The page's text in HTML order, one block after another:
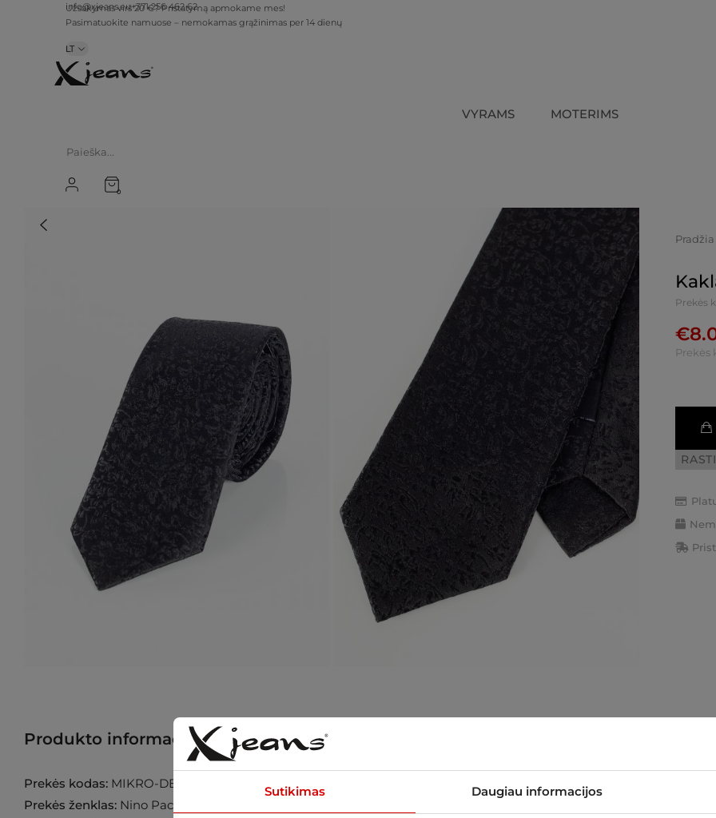
info@xjeans.eu+371 256 462 62
Užsakymas virš 20 €? Pristatymą apmokame mes!
LT
VYRAMS MOTERIMS
0
Pradžia
Prekės
€
Prekės
Produkto informacija Raskite prekę parduotuvėje
Prekės kodas: MIKRO-DESEN-SRN312-V1
Prekės ženklas: Nino Pacoli
Sutikimas Daugiau informacijos